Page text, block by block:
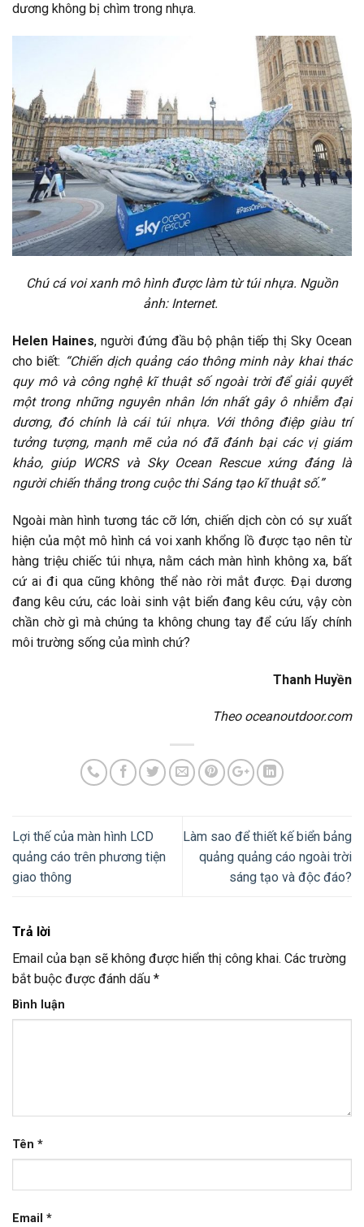
dương không bị chìm trong nhựa.
Chú cá voi xanh mô hình được làm từ túi nhựa. Nguồn
ảnh: Internet.
Helen Haines, người đứng đầu bộ phận tiếp thị Sky Ocean
cho biết: “Chiến dịch quảng cáo thông minh này khai thác
quy mô và công nghệ kĩ thuật số ngoài trời để giải quyết
một trong những nguyên nhân lớn nhất gây ô nhiễm đại
dương, đó chính là cái túi nhựa. Với thông điệp giàu trí
tưởng tượng, mạnh mẽ của nó đã đánh bại các vị giám
khảo, giúp WCRS và Sky Ocean Rescue xứng đáng là
người chiến thắng trong cuộc thi Sáng tạo kĩ thuật số.”
Ngoài màn hình tương tác cỡ lớn, chiến dịch còn có sự xuất
hiện của một mô hình cá voi xanh khổng lồ được tạo nên từ
hàng triệu chiếc túi nhựa, nằm cách màn hình không xa, bất
cứ ai đi qua cũng không thể nào rời mắt được. Đại dương
đang kêu cứu, các loài sinh vật biển đang kêu cứu, vậy còn
chần chờ gì mà chúng ta không chung tay để cứu lấy chính
môi trường sống của mình chứ?
Thanh Huyền
Theo oceanoutdoor.com
Lợi thế của màn hình LCD
quảng cáo trên phương tiện
giao thông
Làm sao để thiết kế biển bảng
quảng quảng cáo ngoài trời
sáng tạo và độc đáo?
Trả lời
Email của bạn sẽ không được hiển thị công khai. Các trường
bắt buộc được đánh dấu *
Bình luận
Tên *
Email *